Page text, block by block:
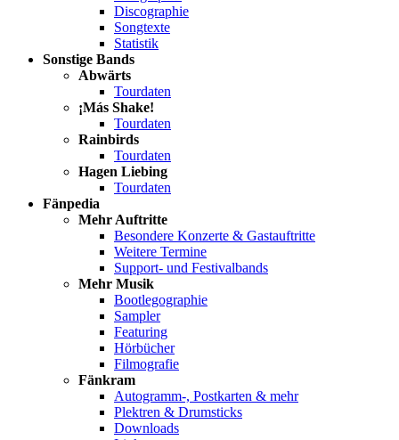
Discographie
Songtexte
Statistik
Sonstige Bands
Abwärts
Tourdaten
¡Más Shake!
Tourdaten
Rainbirds
Tourdaten
Hagen Liebing
Tourdaten
Fänpedia
Mehr Auftritte
Besondere Konzerte & Gastauftritte
Weitere Termine
Support- und Festivalbands
Mehr Musik
Bootlegographie
Sampler
Featuring
Hörbücher
Filmografie
Fänkram
Autogramm-, Postkarten & mehr
Plektren & Drumsticks
Downloads